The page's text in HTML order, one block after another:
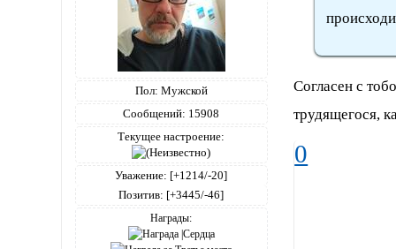
Пол: Мужской
Сообщений: 15908
Текущее настроение:
Уважение: [+1214/-20]
Позитив: [+3445/-46]
Награды:
Согласен с
трудящегося,
0